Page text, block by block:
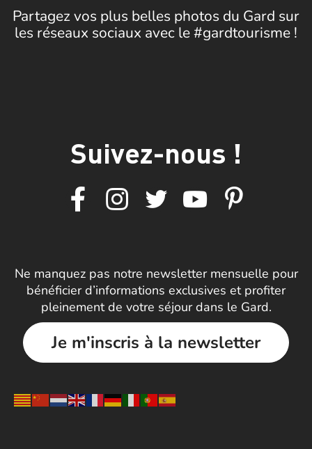
Partagez vos plus belles photos du Gard sur
les réseaux sociaux avec le #gardtourisme !
Suivez-nous !
Ne manquez pas notre newsletter mensuelle pour
bénéficier d’informations exclusives et profiter
pleinement de votre séjour dans le Gard.
Je m'inscris à la newsletter